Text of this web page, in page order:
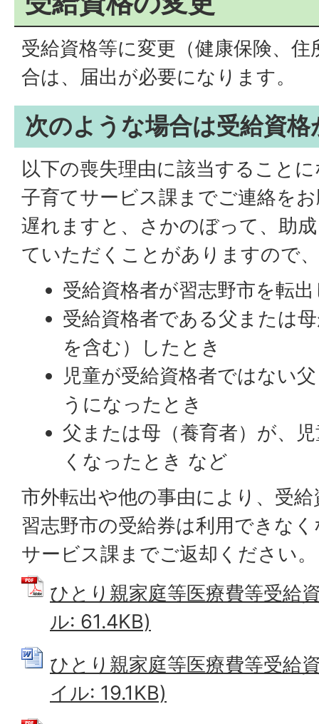
受給資格等に変更（健康保険、
合は、届出が必要になります。
次のような場合は受給資
以下の喪失理由に該当すること
子育てサービス課までご連絡を
遅れますと、さかのぼって、助
ていただくことがありますので
受給資格者が習志野市を転
受給資格者である父または
を含む）したとき
児童が受給資格者ではない
うになったとき
父または母（養育者）が、
くなったとき など
市外転出や他の事由により、受
習志野市の受給券は利用できな
サービス課までご返却ください。
ひとり親家庭等医療費等受給
ル: 61.4KB)
ひとり親家庭等医療費等受給
イル: 19.1KB)